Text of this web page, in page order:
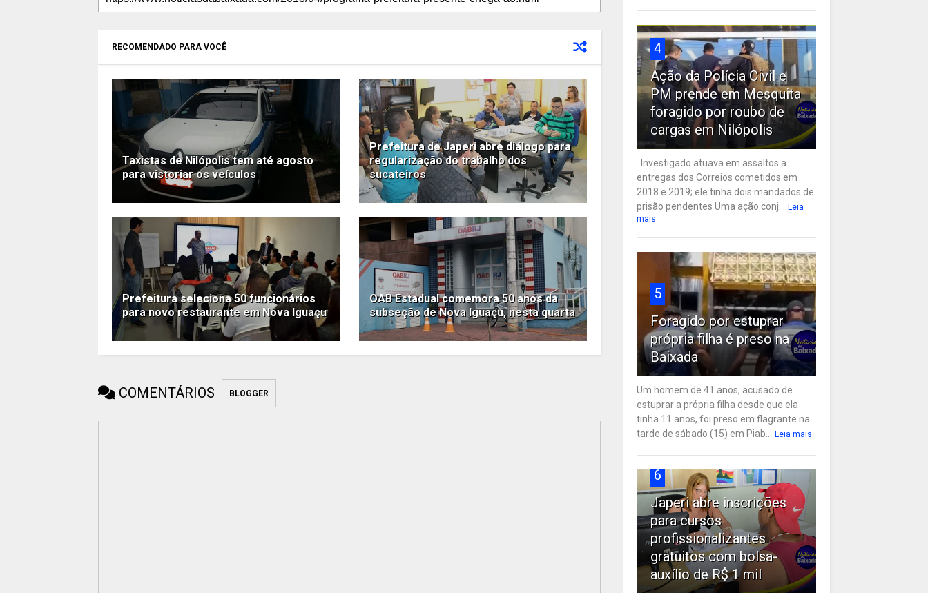
RECOMENDADO PARA VOCÊ
Taxistas de Nilópolis tem até agosto
para vistoriar os veículos
Prefeitura de Japeri abre diálogo para
regularização do trabalho dos
sucateiros
Prefeitura seleciona 50 funcionários
para novo restaurante em Nova Iguaçu
OAB Estadual comemora 50 anos da
subseção de Nova Iguaçu, nesta quarta
COMENTÁRIOS BLOGGER
4
Ação da Polícia Civil e
PM prende em Mesquita
foragido por roubo de
cargas em Nilópolis
Investigado atuava em assaltos a
entregas dos Correios cometidos em
2018 e 2019; ele tinha dois mandados de
prisão pendentes Uma ação conj... Leia
mais
5
Foragido por estuprar
própria filha é preso na
Baixada
Um homem de 41 anos, acusado de
estuprar a própria filha desde que ela
tinha 11 anos, foi preso em flagrante na
tarde de sábado (15) em Piab... Leia mais
6
Japeri abre inscrições
para cursos
profissionalizantes
gratuitos com bolsa-
auxílio de R$ 1 mil